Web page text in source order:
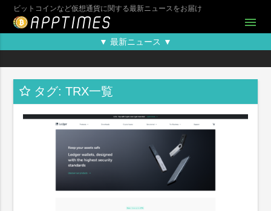
ビットコインなど仮想通貨に関する最新ニュースをお届け
menu
▼ 最新ニュース ▼
タグ: TRX一覧